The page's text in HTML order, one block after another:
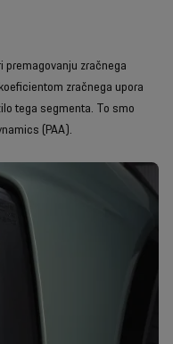
zračnega
zračnega upora
tega segmenta. To smo
(PAA).